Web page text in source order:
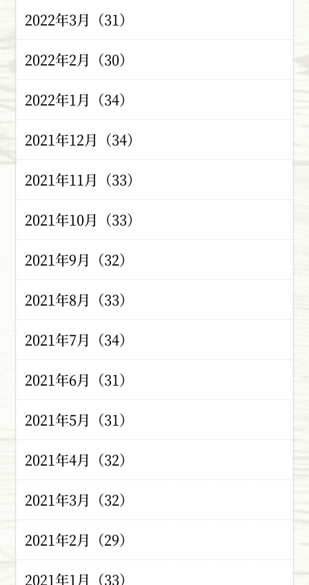
2022年3月（31）
2022年2月（30）
2022年1月（34）
2021年12月（34）
2021年11月（33）
2021年10月（33）
2021年9月（32）
2021年8月（33）
2021年7月（34）
2021年6月（31）
2021年5月（31）
2021年4月（32）
2021年3月（32）
2021年2月（29）
2021年1月（33）